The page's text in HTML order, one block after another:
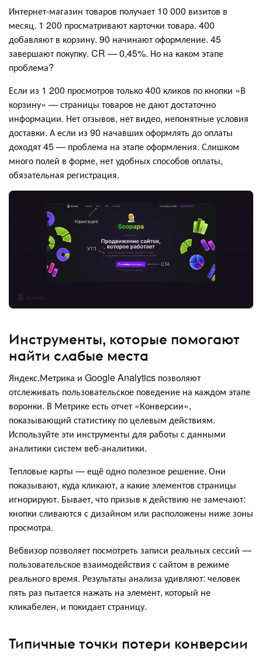
Интернет-магазин товаров получает 10 000 визитов в
месяц. 1 200 просматривают карточки товара. 400
добавляют в корзину. 90 начинают оформление. 45
завершают покупку. CR — 0,45%. Но на каком этапе
проблема?
Если из 1 200 просмотров только 400 кликов по кнопки «В
корзину» — страницы товаров не дают достаточно
информации. Нет отзывов, нет видео, непонятные условия
доставки. А если из 90 начавших оформлять до оплаты
доходят 45 — проблема на этапе оформления. Слишком
много полей в форме, нет удобных способов оплаты,
обязательная регистрация.
Инструменты, которые помогают
найти слабые места
Яндекс.Метрика и Google Analytics позволяют
отслеживать пользовательское поведение на каждом этапе
воронки. В Метрике есть отчет «Конверсии»,
показывающий статистику по целевым действиям.
Используйте эти инструменты для работы с данными
аналитики систем веб-аналитики.
Тепловые карты — ещё одно полезное решение. Они
показывают, куда кликают, а какие элементов страницы
игнорируют. Бывает, что призыв к действию не замечают:
кнопки сливаются с дизайном или расположены ниже зоны
просмотра.
Вебвизор позволяет посмотреть записи реальных сессий —
пользовательское взаимодействия с сайтом в режиме
реального время. Результаты анализа удивляют: человек
пять раз пытается нажать на элемент, который не
кликабелен, и покидает страницу.
Типичные точки потери конверсии